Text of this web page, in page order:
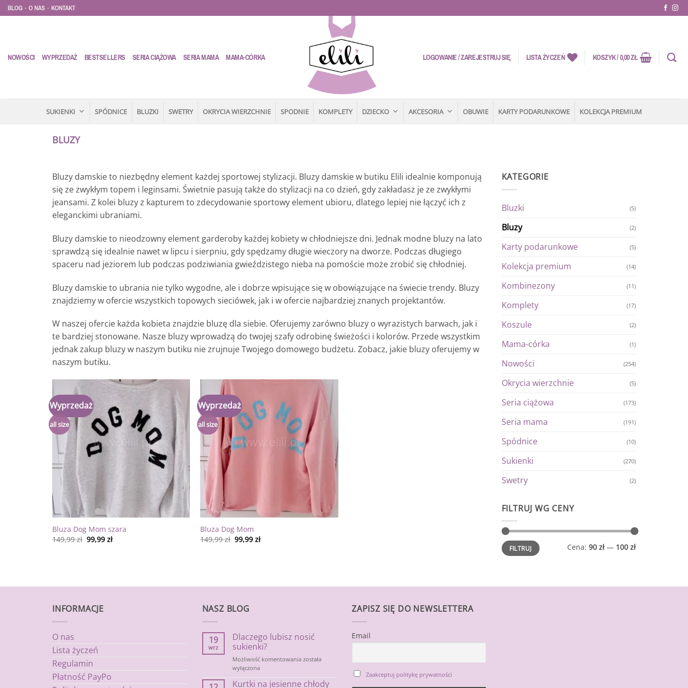
Przewiń
do
BLOG . O NAS . KONTAKT
NOWOŚCI WYPRZEDAŻ BESTSELLERS SERIA CIĄŻOWA SERIA MAMA MAMA-CÓRKA LOGOWANIE / ZAREJESTRUJ SIĘ LISTA ŻYCZEŃ KOSZYK /0,00ZŁ
SUKIENKI SPÓDNICE BLUZKI SWETRY OKRYCIA WIERZCHNIE SPODNIE KOMPLETY DZIECKO AKCESORIA OBUWIE KARTY PODARUNKOWE KOLEKCJA PREMIUM
BLUZY
Bluzy damskie to niezbędny element każdej sportowej stylizacji. Bluzy damskie w butiku Elili idealnie komponują
się ze zwykłym topem i leginsami. Świetnie pasują także do stylizacji na co dzień, gdy zakładasz je ze zwykłymi
jeansami. Z kolei bluzy z kapturem to zdecydowanie sportowy element ubioru, dlatego lepiej nie łączyć ich z
eleganckimi ubraniami.
Bluzy damskie to nieodzowny element garderoby każdej kobiety w chłodniejsze dni. Jednak modne bluzy na lato
sprawdzą się idealnie nawet w lipcu i sierpniu, gdy spędzamy długie wieczory na dworze. Podczas długiego
spaceru nad jeziorem lub podczas podziwiania gwieździstego nieba na pomoście może zrobić się chłodniej.
Bluzy damskie to ubrania nie tylko wygodne, ale i dobrze wpisujące się w obowiązujące na świecie trendy. Bluzy
znajdziemy w ofercie wszystkich topowych sieciówek, jak i w ofercie najbardziej znanych projektantów.
W naszej ofercie każda kobieta znajdzie bluzę dla siebie. Oferujemy zarówno bluzy o wyrazistych barwach, jak i
te bardziej stonowane. Nasze bluzy wprowadzą do twojej szafy odrobinę świeżości i kolorów. Przede wszystkim
jednak zakup bluzy w naszym butiku nie zrujnuje Twojego domowego budżetu. Zobacz, jakie bluzy oferujemy w
naszym butiku.
Wyprzedaż
all size
Dodaj
życzeń
Bluza Dog Mom szara
149,99zł 99,99zł
Wyprzedaż
all size
Dodaj
do
listy
życzeń
Bluza Dog Mom
149,99zł 99,99zł
KATEGORIE
Bluzki (5)
Bluzy (2)
Karty podarunkowe (5)
Kolekcja premium (14)
Kombinezony (11)
Komplety (17)
Koszule (2)
Mama-córka (1)
Nowości (254)
Okrycia wierzchnie (5)
Seria ciążowa (173)
Seria mama (191)
Spódnice (10)
Sukienki (270)
Swetry (2)
FILTRUJ WG CENY
Cena
min.
Cena
maks.FILTRUJ Cena: 90 zł — 100 zł
INFORMACJE
O nas
Lista życzeń
Regulamin
Płatność PayPo
NASZ BLOG
19
wrz
Dlaczego lubisz nosić
sukienki?
Możliwość komentowania Dlaczego
nosić
sukienki?
została
wyłączona
Kurtki na jesienne chłody
ZAPISZ SIĘ DO NEWSLETTERA
Email
Zaakceptuj politykę prywatności